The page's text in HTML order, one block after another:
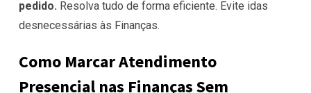
pedido. Resolva tudo de forma eficiente. Evite idas
desnecessárias às Finanças.
Como Marcar Atendimento
Presencial nas Finanças Sem